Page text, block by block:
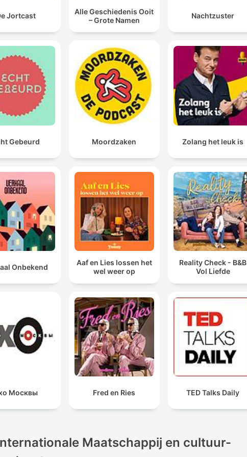
Jortcast
Alle Geschiedenis Ooit
– Grote Namen
Nachtzuster
Gebeurd Moordzaken Zolang het leuk is
Onbekend
Aaf en Lies lossen het
wel weer op
Reality Check - B&B
Vol Liefde
Москвы Fred en Ries TED Talks Daily
Maatschappij en cultuur-